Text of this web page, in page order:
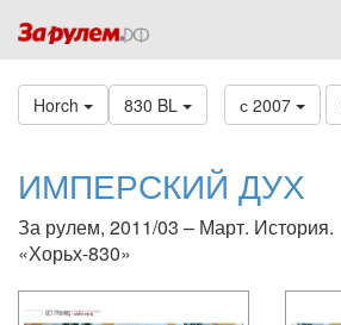
Horch 830 BL с 2007
ИМПЕРСКИЙ ДУХ
За рулем, 2011/03 – Март. История.
«Хорьх-830»